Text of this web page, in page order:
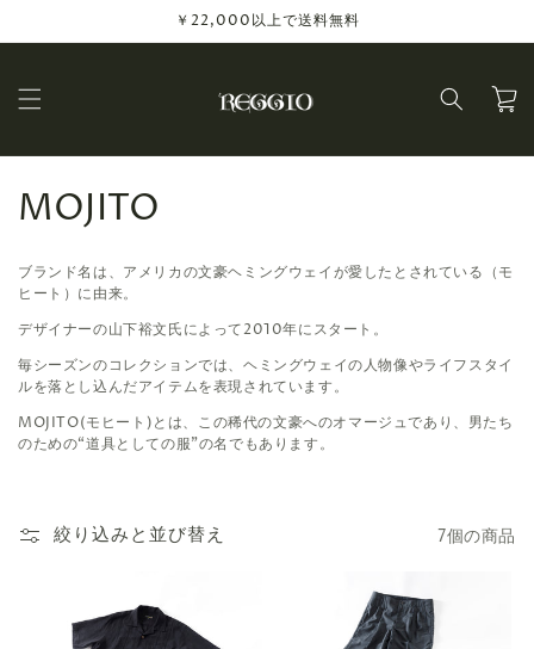
進む
￥22,000以上で送料無料
ー
コ
レ
ク
シ
ョ
ン
MOJITO
ブランド名は、アメリカの文豪ヘミングウェイが愛したとされている（モ
ヒート）に由来。
デザイナーの山下裕文氏によって2010年にスタート。
毎シーズンのコレクションでは、ヘミングウェイの人物像やライフスタイ
ルを落とし込んだアイテムを表現されています。
MOJITO(モヒート )とは、この稀代の文豪へのオマージュであり、男たち
のための“道具としての服”の名でもあります。
絞り込みと並び替え 7個の商品